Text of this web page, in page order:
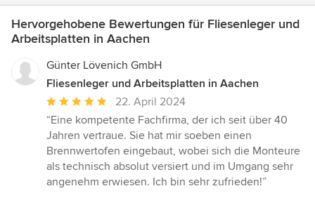
Hervorgehobene Bewertungen für Fliesenleger und
Arbeitsplatten in Aachen
Günter Lövenich GmbH
Fliesenleger und Arbeitsplatten in Aachen
Durchschnittliche
Bewertung:
5
von
5
Sternen
22. April 2024
“Eine kompetente Fachfirma, der ich seit über 40
Jahren vertraue. Sie hat mir soeben einen
Brennwertofen eingebaut, wobei sich die Monteure
als technisch absolut versiert und im Umgang sehr
angenehm erwiesen. Ich bin sehr zufrieden!”